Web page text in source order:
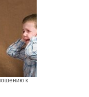
к